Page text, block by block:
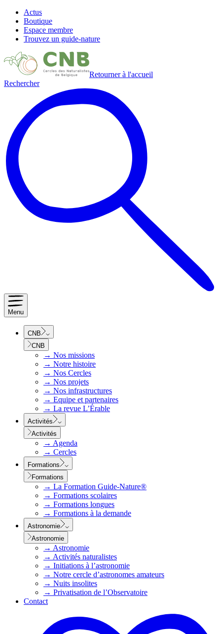
Actus
Boutique
Espace membre
Trouvez un guide-nature
Retourner à l'accueil
Rechercher
Menu
CNB
CNB
→ Nos missions
→ Notre histoire
→ Nos Cercles
→ Nos projets
→ Nos infrastructures
→ Equipe et partenaires
→ La revue L’Érable
Activités
Activités
→ Agenda
→ Cercles
Formations
Formations
→ La Formation Guide-Nature®
→ Formations scolaires
→ Formations longues
→ Formations à la demande
Astronomie
Astronomie
→ Astronomie
→ Activités naturalistes
→ Initiations à l’astronomie
→ Notre cercle d’astronomes amateurs
→ Nuits insolites
→ Privatisation de l’Observatoire
Contact